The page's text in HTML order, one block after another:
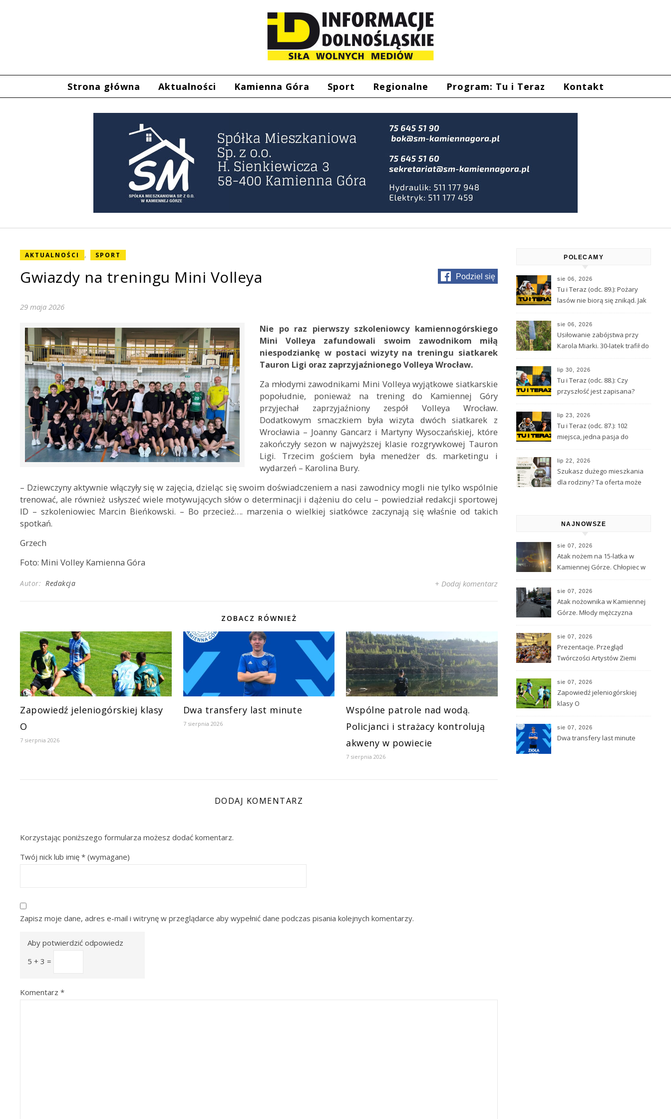
Strona główna Aktualności Kamienna Góra Sport Regionalne Program: Tu i Teraz Kontakt
AKTUALNOŚCI , SPORT
Gwiazdy na treningu Mini Volleya Podziel się
29 maja 2026
Nie po raz pierwszy szkoleniowcy kamiennogórskiego
Mini Volleya zafundowali swoim zawodnikom miłą
niespodziankę w postaci wizyty na treningu siatkarek
Tauron Ligi oraz zaprzyjaźnionego Volleya Wrocław.
Za młodymi zawodnikami Mini Volleya wyjątkowe siatkarskie
popołudnie, ponieważ na trening do Kamiennej Góry
przyjechał zaprzyjaźniony zespół Volleya Wrocław.
Dodatkowym smaczkiem była wizyta dwóch siatkarek z
Wrocławia – Joanny Gancarz i Martyny Wysoczańskiej, które
zakończyły sezon w najwyższej klasie rozgrywkowej Tauron
Ligi. Trzecim gościem była menedżer ds. marketingu i
wydarzeń – Karolina Bury.
– Dziewczyny aktywnie włączyły się w zajęcia, dzieląc się swoim doświadczeniem a nasi zawodnicy mogli nie tylko wspólnie
trenować, ale również usłyszeć wiele motywujących słów o determinacji i dążeniu do celu – powiedział redakcji sportowej
ID – szkoleniowiec Marcin Bieńkowski. – Bo przecież…. marzenia o wielkiej siatkówce zaczynają się właśnie od takich
spotkań.
Grzech
Foto: Mini Volley Kamienna Góra
Autor: Redakcja + Dodaj komentarz
ZOBACZ RÓWNIEŻ
Zapowiedź jeleniogórskiej klasy
O
7 sierpnia 2026
Dwa transfery last minute
7 sierpnia 2026
Wspólne patrole nad wodą.
Policjanci i strażacy kontrolują
akweny w powiecie
7 sierpnia 2026
DODAJ KOMENTARZ
Korzystając poniższego formularza możesz dodać komentarz.
Twój nick lub imię * (wymagane)
Zapisz moje dane, adres e-mail i witrynę w przeglądarce aby wypełnić dane podczas pisania kolejnych komentarzy.
Aby potwierdzić odpowiedz
5 + 3 =
Komentarz *
POLECAMY
sie 06, 2026
Tu i Teraz (odc. 89.): Pożary
lasów nie biorą się znikąd. Jak
sie 06, 2026
Usiłowanie zabójstwa przy
Karola Miarki. 30-latek trafił do
lip 30, 2026
Tu i Teraz (odc. 88.): Czy
przyszłość jest zapisana?
astrologii i przeznaczeniu
lip 23, 2026
Tu i Teraz (odc. 87.): 102
miejsca, jedna pasja do
lip 22, 2026
Szukasz dużego mieszkania
dla rodziny? Ta oferta może
NAJNOWSZE
sie 07, 2026
Atak nożem na 15-latka w
Kamiennej Górze. Chłopiec w
przetransportowany
śmigłowcem LPR
sie 07, 2026
Atak nożownika w Kamiennej
Górze. Młody mężczyzna
sprawcą
sie 07, 2026
Prezentacje. Przegląd
Twórczości Artystów Ziemi
zainaugurowały Dni
Kamiennej Góry
sie 07, 2026
Zapowiedź jeleniogórskiej
klasy O
sie 07, 2026
Dwa transfery last minute